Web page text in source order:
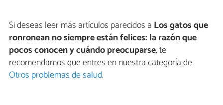
Si deseas leer más artículos parecidos a Los gatos que
ronronean no siempre están felices: la razón que
pocos conocen y cuándo preocuparse, te
recomendamos que entres en nuestra categoría de
Otros problemas de salud.